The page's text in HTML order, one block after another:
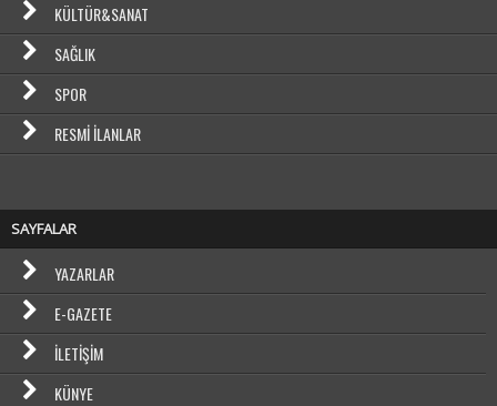
KÜLTÜR&SANAT
SAĞLIK
SPOR
RESMI İLANLAR
SAYFALAR
YAZARLAR
E-GAZETE
İLETIŞIM
KÜNYE